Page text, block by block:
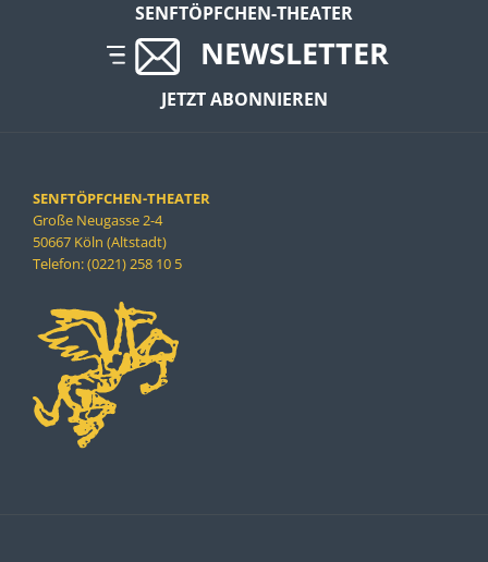
SENFTÖPFCHEN-THEATER
NEWSLETTER
JETZT ABONNIEREN
SENFTÖPFCHEN-THEATER
Große Neugasse 2-4
50667 Köln (Altstadt)
Telefon: (0221) 258 10 5